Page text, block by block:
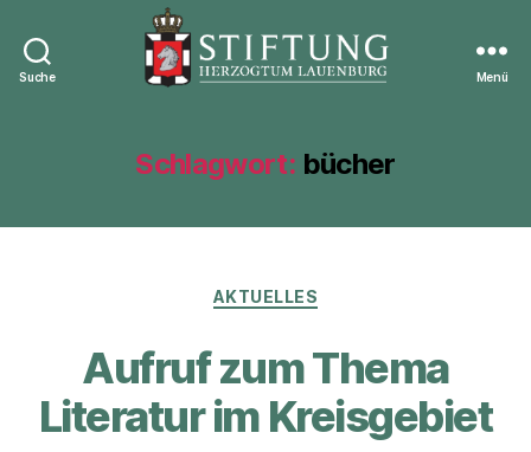
Suche
Lauenburg
Menü
Schlagwort: bücher
Kategorien
AKTUELLES
Aufruf zum Thema
Literatur im Kreisgebiet